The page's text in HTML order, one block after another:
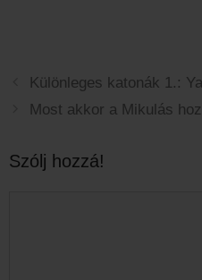
Különleges katonák 1.:
Most akkor a Mikulás
Szólj hozzá!